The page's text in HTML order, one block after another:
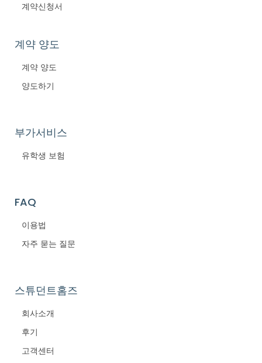
계약신청서
계약 양도
계약 양도
양도하기
부가서비스
유학생 보험
FAQ
이용법
자주 묻는 질문
스튜던트홈즈
회사소개
후기
고객센터